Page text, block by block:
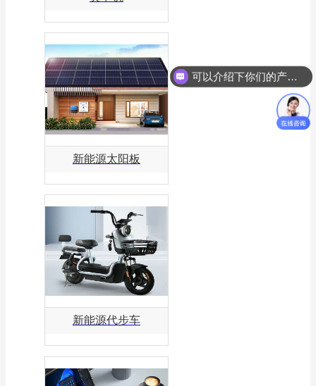
新能源太阳板
新能源代步车
可以介绍下你们的产品么？
你们是怎么收费的呢？